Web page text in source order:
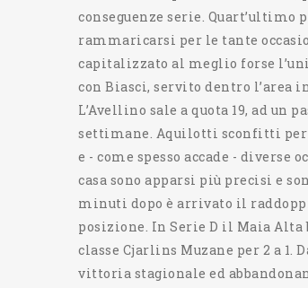
conseguenze serie. Quart’ultimo
rammaricarsi per le tante
capitalizzato al meglio forse
con Biasci, servito dentro l’area
L’Avellino sale a quota 19, ad un
settimane. Aquilotti sconfitti per
e - come spesso accade -
casa sono apparsi più precisi e
minuti dopo è arrivato il
posizione. In Serie D il Maia
classe Cjarlins Muzane per 2 a
vittoria stagionale ed